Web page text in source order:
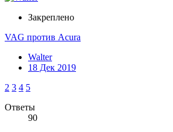
Закреплено
VAG против Acura
Walter
18 Дек 2019
2 3 4 5
Ответы
90